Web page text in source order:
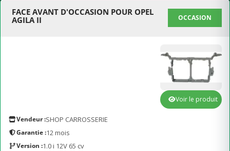
FACE AVANT D'OCCASION POUR OPEL
AGILA II
OCCASION
Vendeur :SHOP CARROSSERIE
Garantie :12 mois
Version :1.0 i 12V 65 cv
Voir le produit